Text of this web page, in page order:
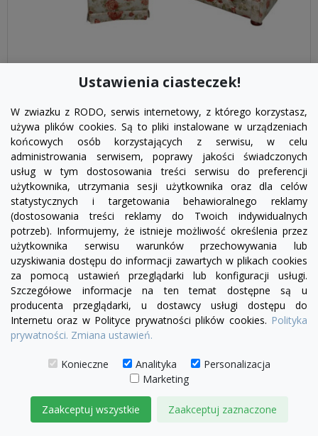
żółtyzielonyczerwony
czekoladowy
miętowy
błękitny
turkusowy
+29
Sofa Chesterfield March Decoration 3 os.
3 600,00 zł
DODAJ DO KOSZYKA
Ustawienia ciasteczek!
W zwiazku z RODO, serwis internetowy, z którego korzystasz,
używa plików cookies. Są to pliki instalowane w urządzeniach
końcowych osób korzystających z serwisu, w celu
administrowania serwisem, poprawy jakości świadczonych
usług w tym dostosowania treści serwisu do preferencji
użytkownika, utrzymania sesji użytkownika oraz dla celów
statystycznych i targetowania behawioralnego reklamy
(dostosowania treści reklamy do Twoich indywidualnych
potrzeb). Informujemy, że istnieje możliwość określenia przez
użytkownika serwisu warunków przechowywania lub
uzyskiwania dostępu do informacji zawartych w plikach cookies
za pomocą ustawień przeglądarki lub konfiguracji usługi.
Szczegółowe informacje na ten temat dostępne są u
producenta przeglądarki, u dostawcy usługi dostępu do
Internetu oraz w Polityce prywatności plików cookies. Polityka
prywatności. Zmiana ustawień.
Konieczne Analityka
Personalizacja
Marketing
Zaakceptuj wszystkie Zaakceptuj zaznaczone